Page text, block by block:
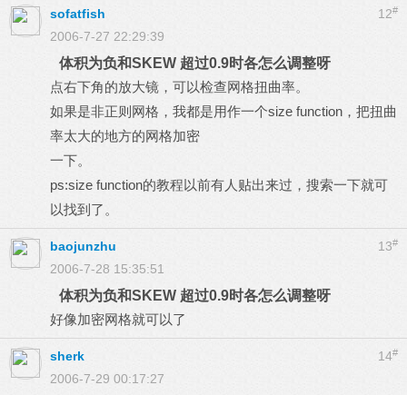
12#
sofatfish
2006-7-27 22:29:39
体积为负和SKEW 超过0.9时各怎么调整呀
点右下角的放大镜，可以检查网格扭曲率。
如果是非正则网格，我都是用作一个size function，把扭曲
率太大的地方的网格加密
一下。
ps:size function的教程以前有人贴出来过，搜索一下就可
以找到了。
13#
baojunzhu
2006-7-28 15:35:51
体积为负和SKEW 超过0.9时各怎么调整呀
好像加密网格就可以了
14#
sherk
2006-7-29 00:17:27